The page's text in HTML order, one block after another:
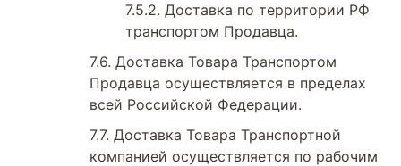
Доставка по территории РФ
транспортом Продавца.
Доставка Товара Транспортом
Продавца осуществляется в пределах
всей Российской Федерации.
Доставка Товара Транспортной
компанией осуществляется по рабочим